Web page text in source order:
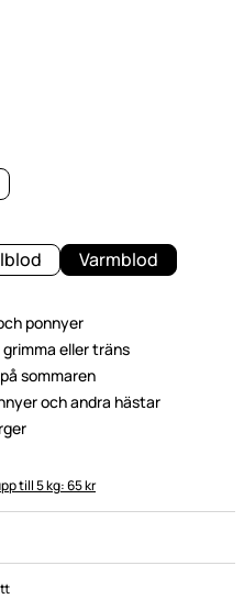
Varmblod
ponnyer
eller träns
sommaren
och andra hästar
till 5 kg: 65 kr